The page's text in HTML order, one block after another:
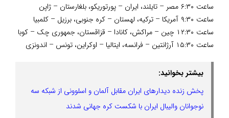
ساعت ۶:۳۰ مصر – تایلند، ایران – پورتوریکو، بلغارستان – ژاپن
ساعت ۹:۳۰ آمریکا – ترکیه، لهستان – کره جنوبی، برزیل – کلمبیا
ساعت ۱۲:۳۰ چین – مراکش، کانادا – قزاقستان، جمهوری چک – کوبا
ساعت ۱۵:۳۰ آرژانتین – فرانسه، ایتالیا – اوکراین، تونس – اندونزی
بیشتر بخوانید:
پخش زنده دیدارهای ایران مقابل آلمان و اسلوونی از شبکه سه
نوجوانان والیبال ایران با شکست کره جهانی شدند